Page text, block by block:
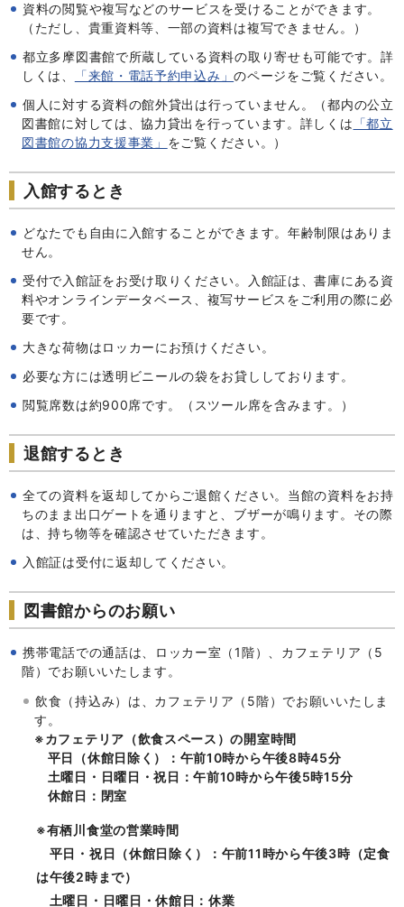
資料の閲覧や複写などのサービスを受けることができます。
（ただし、貴重資料等、一部の資料は複写できません。）
都立多摩図書館で所蔵している資料の取り寄せも可能です。詳
しくは、
「来館・電話予約申込み」のページをご覧ください。
個人に対する資料の館外貸出は行っていません。（都内の公立
図書館に対しては、協力貸出を行っています。詳しくは 「都立
図書館の協力支援事業」 をご覧ください。）
入館するとき
どなたでも自由に入館することができます。年齢制限はありま
せん。
受付で入館証をお受け取りください。入館証は、書庫にある資
料やオンラインデータベース、複写サービスをご利用の際に必
要です。
大きな荷物はロッカーにお預けください。
必要な方には透明ビニールの袋をお貸ししております。
閲覧席数は約900席です。（スツール席を含みます。）
退館するとき
全ての資料を返却してからご退館ください。当館の資料をお持
ちのまま出口ゲートを通りますと、ブザーが鳴ります。その際
は、持ち物等を確認させていただきます。
入館証は受付に返却してください。
図書館からのお願い
携帯電話での通話は、ロッカー室（1階）、カフェテリア（5
階）でお願いいたします。
飲食（持込み）は、カフェテリア（5階）でお願いいたしま
す。
※カフェテリア（飲食スペース）の開室時間
平日（休館日除く）：午前10時から午後8時45分
土曜日・日曜日・祝日：午前10時から午後5時15分
休館日：閉室
※有栖川食堂の営業時間
平日・祝日（休館日除く）：午前11時から午後3時（定食
は午後2時まで）
土曜日・日曜日・休館日：休業